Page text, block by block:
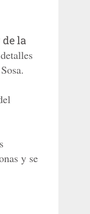
la
y se